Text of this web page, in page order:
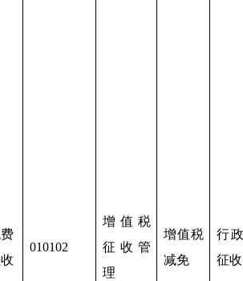
010102
增值税
征收管
理
增值税
减免
行
征收